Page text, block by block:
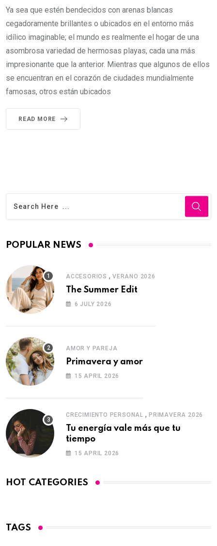
Ya sea que estén bendecidos con arenas blancas
cegadoramente brillantes o ubicados en el entorno más
idílico imaginable; el mundo es realmente el hogar de una
asombrosa variedad de hermosas playas, cada una más
impresionante que la anterior. Mientras que algunos de ellos
se encuentran en el corazón de ciudades mundialmente
famosas, otros están ubicados
READ MORE
POPULAR NEWS
ACCESORIOS , VERANO 2026
The Summer Edit
6 JULY 2026
AMOR Y PAREJA
Primavera y amor
15 APRIL 2026
CRECIMIENTO PERSONAL , PRIMAVERA 2026
Tu energía vale más que tu
tiempo
15 APRIL 2026
HOT CATEGORIES
TAGS